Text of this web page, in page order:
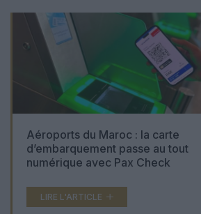
Aéroports du Maroc : la carte
d’embarquement passe au tout
numérique avec Pax Check
LIRE L'ARTICLE